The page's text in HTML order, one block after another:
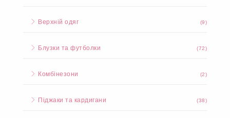
Верхній одяг (9)
Блузки та футболки (72)
Комбінезони (2)
Піджаки та кардигани (38)